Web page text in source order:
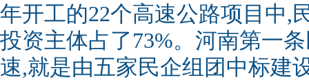
年开工的22个高速公路项目中,
投资主体占了73%。河南第一
速,就是由五家民企组团中标建